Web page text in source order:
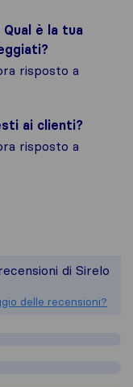
è la tua
risposto a
ai clienti?
risposto a
un
le
di Sirelo
delle recensioni?